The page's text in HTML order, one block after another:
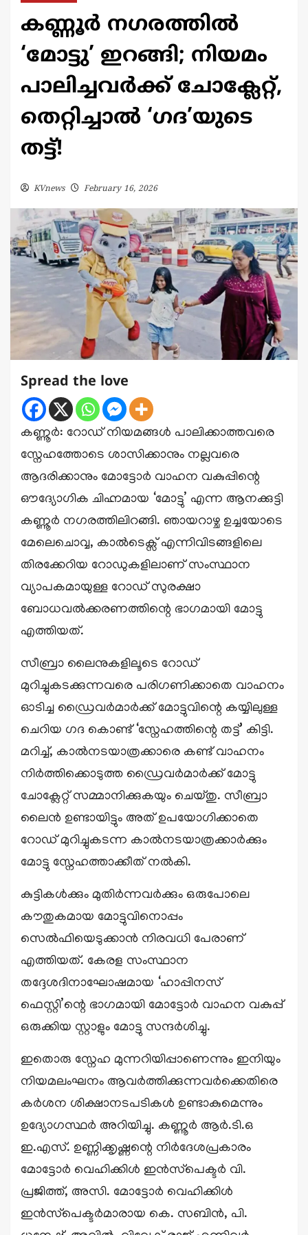
കണ്ണൂർ നഗരത്തിൽ
‘മോട്ടു’ ഇറങ്ങി; നിയമം
പാലിച്ചവർക്ക് ചോക്ലേറ്റ്,
തെറ്റിച്ചാൽ ‘ഗദ’യുടെ
തട്ട്!
KVnews February 16, 2026
Spread the love
കണ്ണൂർ: റോഡ് നിയമങ്ങൾ പാലിക്കാത്തവരെ
സ്നേഹത്തോടെ ശാസിക്കാനും നല്ലവരെ
ആദരിക്കാനും മോട്ടോർ വാഹന വകുപ്പിന്റെ
ഔദ്യോഗിക ചിഹ്നമായ ‘മോട്ടു’ എന്ന ആനക്കുട്ടി
കണ്ണൂർ നഗരത്തിലിറങ്ങി. ഞായറാഴ്ച ഉച്ചയോടെ
മേലെചൊവ്വ, കാൽടെക്സ് എന്നിവിടങ്ങളിലെ
തിരക്കേറിയ റോഡുകളിലാണ് സംസ്ഥാന
വ്യാപകമായുള്ള റോഡ് സുരക്ഷാ
ബോധവൽക്കരണത്തിന്റെ ഭാഗമായി മോട്ടു
എത്തിയത്.
സീബ്രാ ലൈനുകളിലൂടെ റോഡ്
മുറിച്ചുകടക്കുന്നവരെ പരിഗണിക്കാതെ വാഹനം
ഓടിച്ച ഡ്രൈവർമാർക്ക് മോട്ടുവിന്റെ കയ്യിലുള്ള
ചെറിയ ഗദ കൊണ്ട് ‘സ്നേഹത്തിന്റെ തട്ട്’ കിട്ടി.
മറിച്ച്, കാൽനടയാത്രക്കാരെ കണ്ട് വാഹനം
നിർത്തിക്കൊടുത്ത ഡ്രൈവർമാർക്ക് മോട്ടു
ചോക്ലേറ്റ് സമ്മാനിക്കുകയും ചെയ്തു. സീബ്രാ
ലൈൻ ഉണ്ടായിട്ടും അത് ഉപയോഗിക്കാതെ
റോഡ് മുറിച്ചുകടന്ന കാൽനടയാത്രക്കാർക്കും
മോട്ടു സ്നേഹത്താക്കീത് നൽകി.
കുട്ടികൾക്കും മുതിർന്നവർക്കും ഒരുപോലെ
കൗതുകമായ മോട്ടുവിനൊപ്പം
സെൽഫിയെടുക്കാൻ നിരവധി പേരാണ്
എത്തിയത്. കേരള സംസ്ഥാന
തദ്ദേശദിനാഘോഷമായ ‘ഹാപ്പിനസ്
ഫെസ്റ്റി’ന്റെ ഭാഗമായി മോട്ടോർ വാഹന വകുപ്പ്
ഒരുക്കിയ സ്റ്റാളും മോട്ടു സന്ദർശിച്ചു.
ഇതൊരു സ്നേഹ മുന്നറിയിപ്പാണെന്നും ഇനിയും
നിയമലംഘനം ആവർത്തിക്കുന്നവർക്കെതിരെ
കർശന ശിക്ഷാനടപടികൾ ഉണ്ടാകുമെന്നും
ഉദ്യോഗസ്ഥർ അറിയിച്ചു. കണ്ണൂർ ആർ.ടി.ഒ
ഇ.എസ്. ഉണ്ണിക്കൃഷ്ണന്റെ നിർദേശപ്രകാരം
മോട്ടോർ വെഹിക്കിൾ ഇൻസ്‌പെക്ടർ വി.
പ്രജിത്ത്, അസി. മോട്ടോർ വെഹിക്കിൾ
ഇൻസ്‌പെക്ടർമാരായ കെ. സബിൻ, പി.